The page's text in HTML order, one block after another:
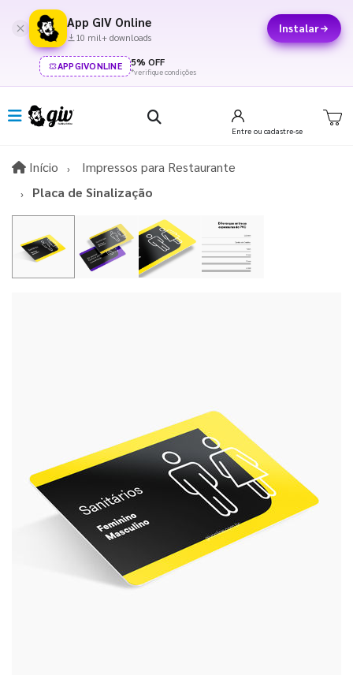
App GIV Online
10 mil+ downloads
Instalar
APPGIVONLINE 5% OFF
*verifique condições
Entre ou cadastre-se
Início InícioImpressos para Restaurante
Placa de Sinalização